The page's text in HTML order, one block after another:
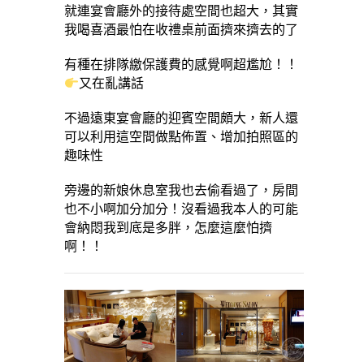
就連宴會廳外的接待處空間也超大，其實
我喝喜酒最怕在收禮桌前面擠來擠去的了
有種在排隊繳保護費的感覺啊超尷尬！！
又在亂講話
不過遠東宴會廳的迎賓空間頗大，新人還
可以利用這空間做點佈置、增加拍照區的
趣味性
旁邊的新娘休息室我也去偷看過了，房間
也不小啊加分加分！沒看過我本人的可能
會納悶我到底是多胖，怎麼這麼怕擠
啊！！